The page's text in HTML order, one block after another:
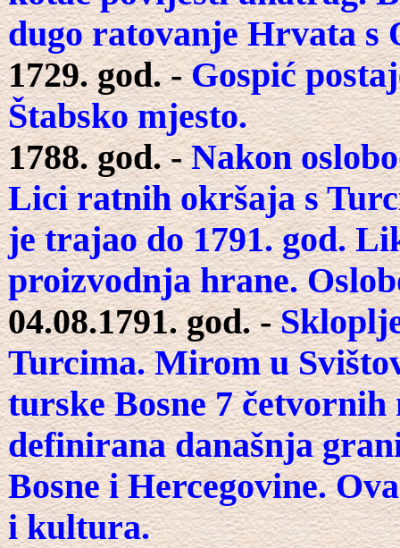
dugo ratovanje Hrvata s
1729. god. -Gospić
Štabsko mjesto.
1788. god. -Nakon
Lici ratnih okršaja s
je trajao do 1791. god.
proizvodnja hrane.
04.08.1791. god. -
Turcima. Mirom u
turske Bosne 7
definirana današnja
Bosne i Hercegovine.
i kultura.